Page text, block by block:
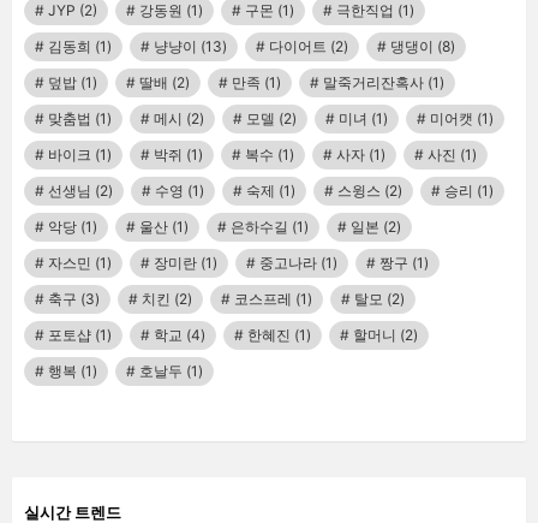
JYP (2) 강동원 (1) 구몬 (1) 극한직업 (1)
김동희 (1) 냥냥이 (13) 다이어트 (2) 댕댕이 (8)
덮밥 (1) 딸배 (2) 만족 (1) 말죽거리잔혹사 (1)
맞춤법 (1) 메시 (2) 모델 (2) 미녀 (1) 미어캣 (1)
바이크 (1) 박쥐 (1) 복수 (1) 사자 (1) 사진 (1)
선생님 (2) 수영 (1) 숙제 (1) 스윙스 (2) 승리 (1)
악당 (1) 울산 (1) 은하수길 (1) 일본 (2)
자스민 (1) 장미란 (1) 중고나라 (1) 짱구 (1)
축구 (3) 치킨 (2) 코스프레 (1) 탈모 (2)
포토샵 (1) 학교 (4) 한혜진 (1) 할머니 (2)
행복 (1) 호날두 (1)
실시간 트렌드